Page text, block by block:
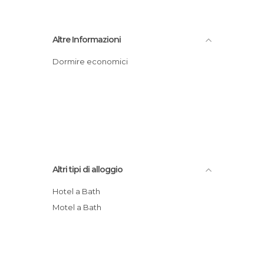
Altre Informazioni
Dormire economici
Altri tipi di alloggio
Hotel a Bath
Motel a Bath